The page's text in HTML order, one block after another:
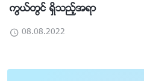
ကြယ္တြင္ ရွိသည့္အရာ
08.08.2022